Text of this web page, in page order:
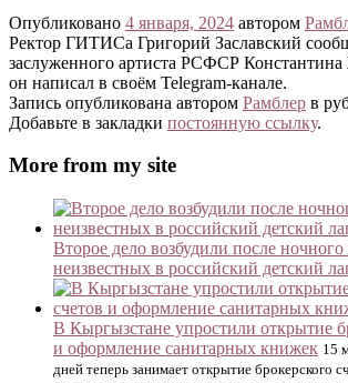
Опубликовано 4 января, 2024 автором
Ректор ГИТИСа Григорий Заславский
заслуженного артиста РСФСР
он написал в своём Telegram-канале.
Запись опубликована автором Рамблер в
Добавьте в закладки постоянную ссылку.
More from my site
Второе дело возбудили после ночного
неизвестных в российский детский
В Кыргызстане упростили открытие
и оформление санитарных книжек 15
дней теперь занимает открытие брокерского